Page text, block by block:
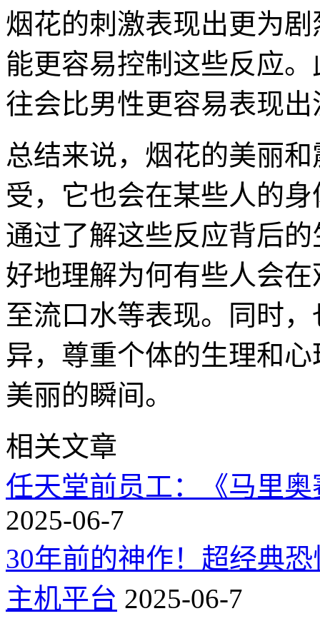
烟花的刺激表现出更为
能更容易控制这些反应
往会比男性更容易表现
总结来说，烟花的美丽
受，它也会在某些人的
通过了解这些反应背后
好地理解为何有些人会
至流口水等表现。同时
异，尊重个体的生理和
美丽的瞬间。
相关文章
任天堂前员工：《马里
2025-06-7
30年前的神作！超经典
主机平台 2025-06-7